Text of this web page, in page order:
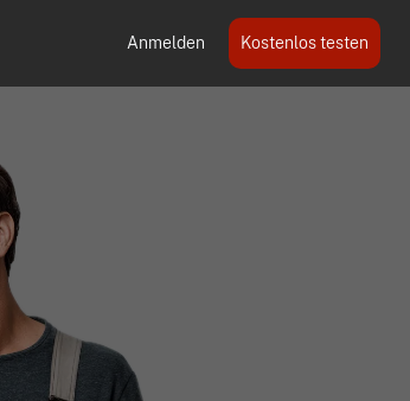
Anmelden Kostenlos testen